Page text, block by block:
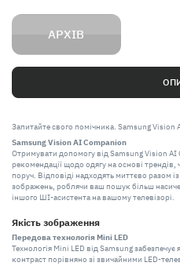
АРХІВ
Запитайте свого помічника. Samsung Vision
Samsung Vision AI Companion
Отримувати допомогу від Samsung Vision
рекомендації щодо одягу на основі
поруч. Відповіді надходять миттєво разом
зображень, роблячи ваш пошук більш
іншого ШІ-асистента на вашому телевізорі.
Якість зображення
Передова технологія Mini LED
Технологія Mini LED від Samsung забезпечує
контраст порівняно зі звичайними LED-